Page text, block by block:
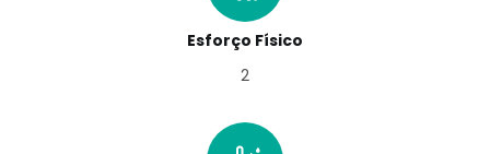
Esforço Físico
2